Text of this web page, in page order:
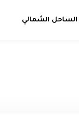
الساحل الشمالي